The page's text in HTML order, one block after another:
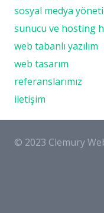
sosyal medya
sunucu ve hosting
web tabanlı yazılım
web tasarım
referanslarımız
iletişim
© 2023 Clemury